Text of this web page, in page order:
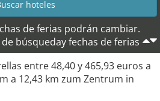
de ferias podrán cambiar.
búsqueday fechas de ferias
entre 48,40 y 465,93 euros a
a 12,43 km zum Zentrum in